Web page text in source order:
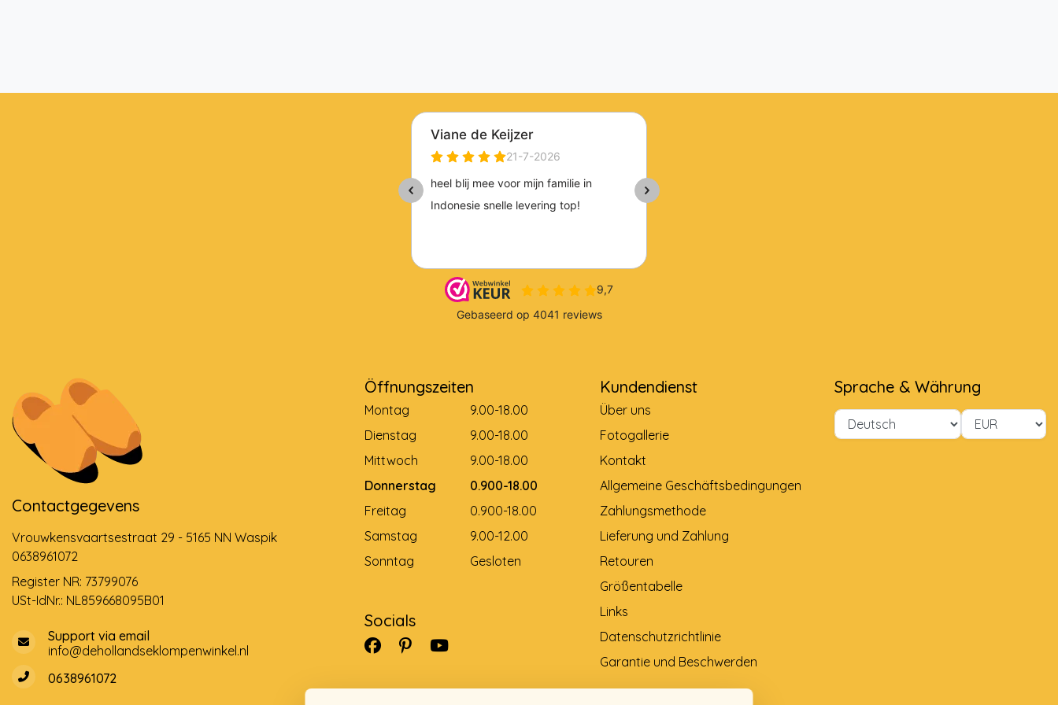
Contactgegevens
Vrouwkensvaartsestraat 29 - 5165 NN Waspik
0638961072
Register NR: 73799076
USt-IdNr.: NL859668095B01
Support via email
info@dehollandseklompenwinkel.nl
0638961072
Öffnungszeiten
Montag
9.00-18.00
Dienstag
9.00-18.00
Mittwoch
9.00-18.00
Donnerstag
0.900-18.00
Freitag
0.900-18.00
Samstag
9.00-12.00
Sonntag
Gesloten
Socials
Kundendienst
Über uns
Fotogallerie
Kontakt
Allgemeine Geschäftsbedingungen
Zahlungsmethode
Lieferung und Zahlung
Retouren
Größentabelle
Links
Datenschutzrichtlinie
Garantie und Beschwerden
Sprache & Währung